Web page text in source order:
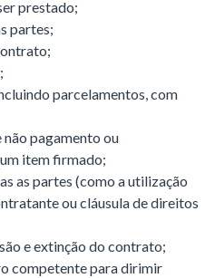
prestado;
partes;
parcelamentos, com
não pagamento ou
item firmado;
as partes (como a utilização
ou cláusula de direitos
e extinção do contrato;
competente para dirimir